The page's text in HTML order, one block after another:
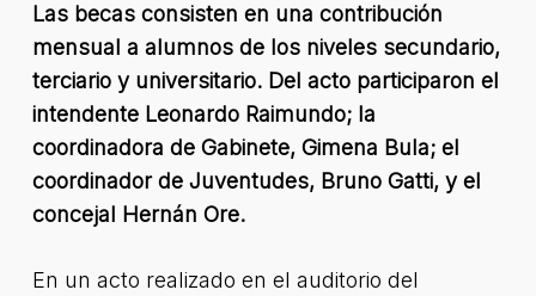
Las becas consisten en una contribución
mensual a alumnos de los niveles secundario,
terciario y universitario. Del acto participaron el
intendente Leonardo Raimundo; la
coordinadora de Gabinete, Gimena Bula; el
coordinador de Juventudes, Bruno Gatti, y el
concejal Hernán Ore.
En un acto realizado en el auditorio del